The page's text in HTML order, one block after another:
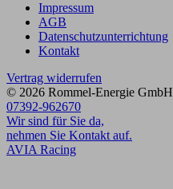
Impressum
AGB
Datenschutzunterrichtung
Kontakt
Vertrag widerrufen
© 2026 Rommel-Energie GmbH
07392-962670
Wir sind für Sie da,
nehmen Sie Kontakt auf.
AVIA Racing